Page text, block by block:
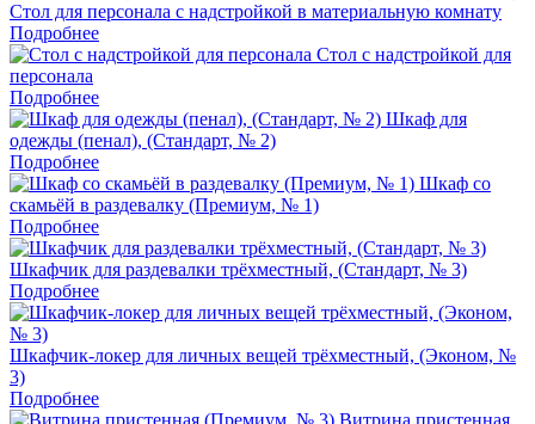
Стол для персонала с надстройкой в материальную комнату
Подробнее
Стол с надстройкой для
персонала
Подробнее
Шкаф для
одежды (пенал), (Стандарт, № 2)
Подробнее
Шкаф со
скамьёй в раздевалку (Премиум, № 1)
Подробнее
Шкафчик для раздевалки трёхместный, (Стандарт, № 3)
Подробнее
Шкафчик-локер для личных вещей трёхместный, (Эконом, №
3)
Подробнее